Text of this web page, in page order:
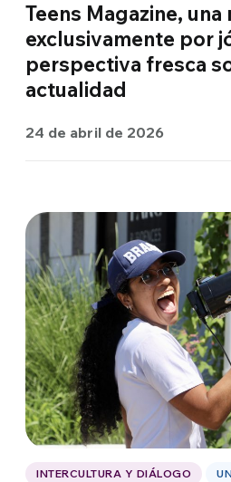
Teens Magazine,
exclusivamente por
perspectiva fresca
actualidad
24 de abril de 2026
INTERCULTURA Y DIÁLOGO